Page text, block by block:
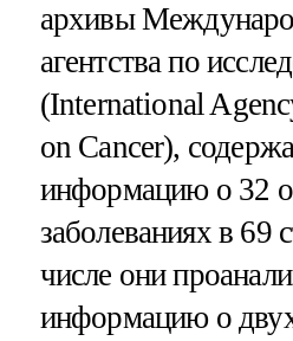
архивы
агентства по
(International
on Cancer),
информацию о 32
заболеваниях в 69
числе они
информацию о